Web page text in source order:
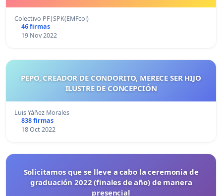
Colectivo PF|SPK(EMFcol)
46 firmas
19 Nov 2022
PEPO, CREADOR DE CONDORITO, MERECE SER HIJO
ILUSTRE DE CONCEPCIÓN
Luis Yáñez Morales
838 firmas
18 Oct 2022
Solicitamos que se lleve a cabo la ceremonia de
graduación 2022 (finales de año) de manera
presencial